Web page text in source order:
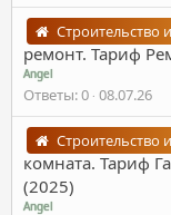
Строительство
ремонт. Тариф
Angel
Ответы 0 08.07.26
Строительство
комната. Тариф
(2025)
Angel